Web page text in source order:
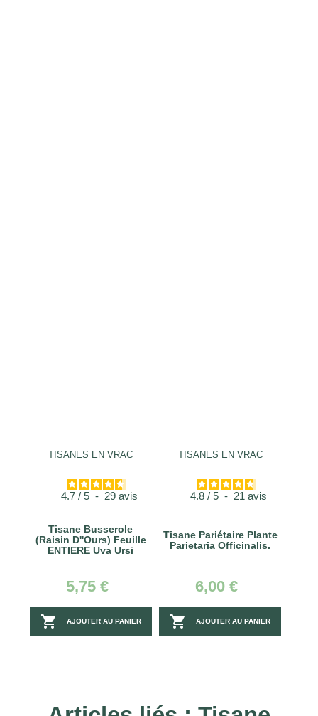
TISANES EN VRAC
4.7 / 5 - 29 avis
Tisane Busserole
(Raisin D''ours) Feuille
ENTIERE Uva Ursi
5,75 €
 AJOUTER AU PANIER
TISANES EN VRAC
4.8 / 5 - 21 avis
Tisane Pariétaire Plante
Parietaria Officinalis.
6,00 €
 AJOUTER AU PANIER